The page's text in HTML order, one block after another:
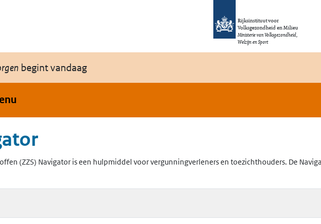
Rijksinstituut voor
Volksgezondheid en Milieu
Ministerie van Volksgezondheid,
Welzijn en Sport
begint vandaag
(ZZS) Navigator is een hulpmiddel voor vergunningverleners en toezichthouders. De